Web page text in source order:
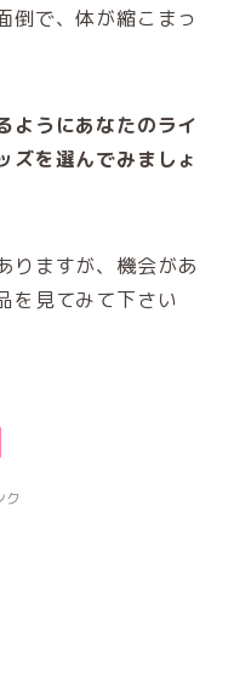
倒で、体が縮こまっ
ようにあなたのライ
ズを選んでみましょ
りますが、機会があ
を見てみて下さい
ク